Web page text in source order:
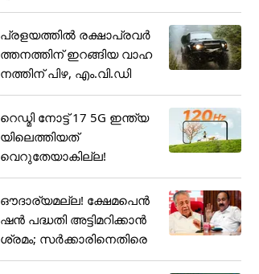
പ്രളയത്തിൽ രക്ഷാപ്രവർ
ത്തനത്തിന് ഇറങ്ങിയ വാഹ
നത്തിന് പിഴ, എം.വി.ഡി
റെഡ്മി നോട്ട് 17 5G ഇന്ത്യ
യിലെത്തിയത്
വെറുതേയാകില്ല!
ഔദാര്യമല്ല! ക്ഷേമപെൻ
ഷൻ പദ്ധതി അട്ടിമറിക്കാൻ
ശ്രമം; സർക്കാരിനെതിരെ